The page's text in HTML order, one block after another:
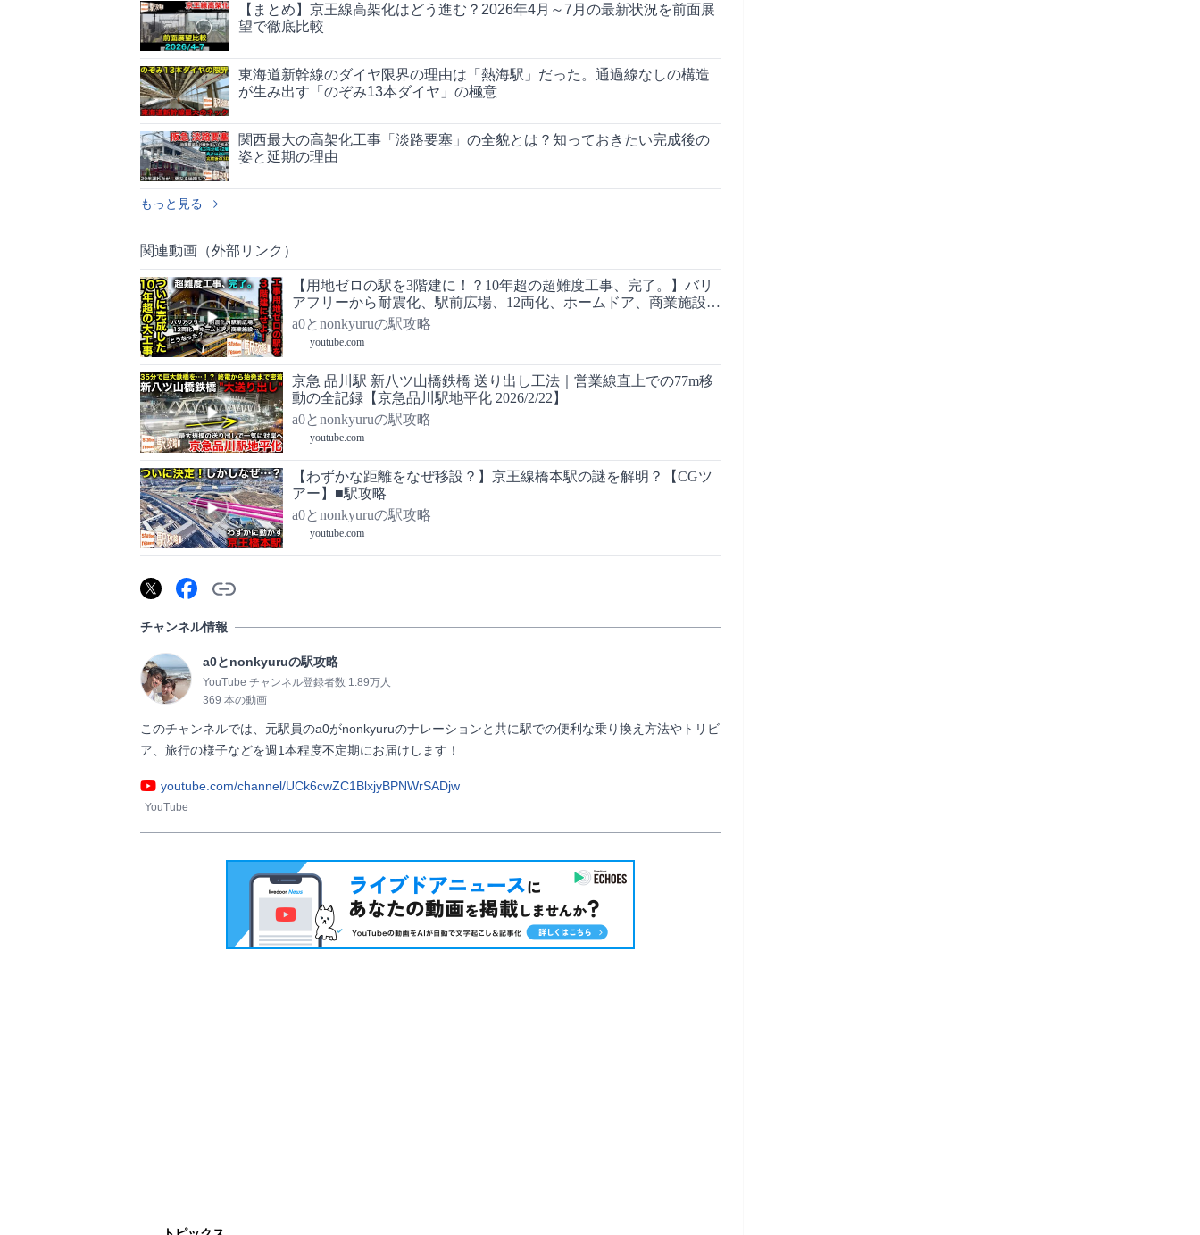
【まとめ】京王線高架化はどう進む？2026年4月～7月の最新状況を前面展
望で徹底比較
東海道新幹線のダイヤ限界の理由は「熱海駅」だった。通過線なしの構造
が生み出す「のぞみ13本ダイヤ」の極意
関西最大の高架化工事「淡路要塞」の全貌とは？知っておきたい完成後の
姿と延期の理由
もっと見る
関連動画（外部リンク）
【用地ゼロの駅を3階建に！？10年超の超難度工事、完了。】バリ
アフリーから耐震化、駅前広場、12両化、ホームドア、商業施設…
大変貌した御茶ノ水駅は【どうなった？】■駅攻略
a0とnonkyuruの駅攻略
youtube.com
京急 品川駅 新八ツ山橋鉄橋 送り出し工法｜営業線直上での77m移
動の全記録【京急品川駅地平化 2026/2/22】
a0とnonkyuruの駅攻略
youtube.com
【わずかな距離をなぜ移設？】京王線橋本駅の謎を解明？【CGツ
アー】■駅攻略
a0とnonkyuruの駅攻略
youtube.com
チャンネル情報
a0とnonkyuruの駅攻略
YouTube チャンネル登録者数 1.89万人
369 本の動画
このチャンネルでは、元駅員のa0がnonkyuruのナレーションと共に駅での便利な乗り換え方法やトリビ
ア、旅行の様子などを週1本程度不定期にお届けします！
youtube.com/channel/UCk6cwZC1BlxjyBPNWrSADjw
YouTube